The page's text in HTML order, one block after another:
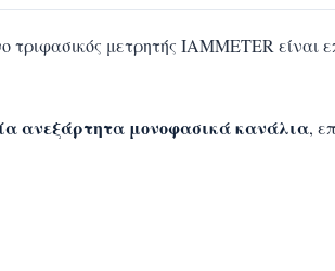
μετρητής IAMMETER είναι
ανεξάρτητα μονοφασικά κανάλια,